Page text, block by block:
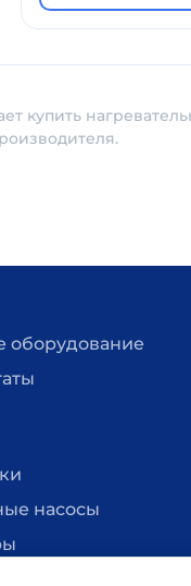
купить
оборудование
насосы